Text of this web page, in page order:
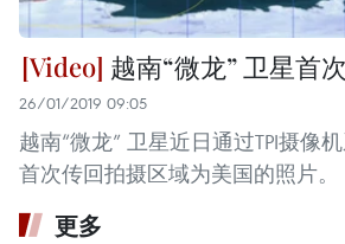
越南“微龙” 卫星首
26/01/2019 09:05
越南“微龙” 卫星近日通过TPI摄像
首次传回拍摄区域为美国的照片。
更多